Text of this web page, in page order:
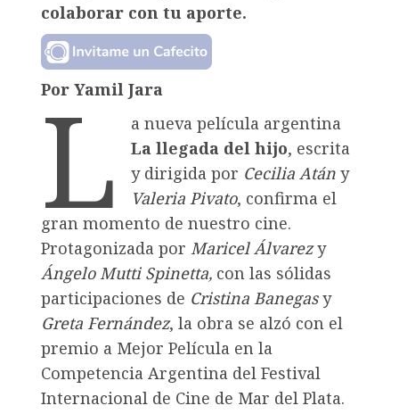
colaborar con tu aporte.
Por Yamil Jara
L
a nueva película argentina
La llegada del hijo, escrita
y dirigida por Cecilia Atán y
Valeria Pivato, confirma el
gran momento de nuestro cine.
Protagonizada por Maricel Álvarez y
Ángelo Mutti Spinetta, con las sólidas
participaciones de Cristina Banegasy
Greta Fernández, la obra se alzó con el
premio a Mejor Película en la
Competencia Argentina del Festival
Internacional de Cine de Mar del Plata.